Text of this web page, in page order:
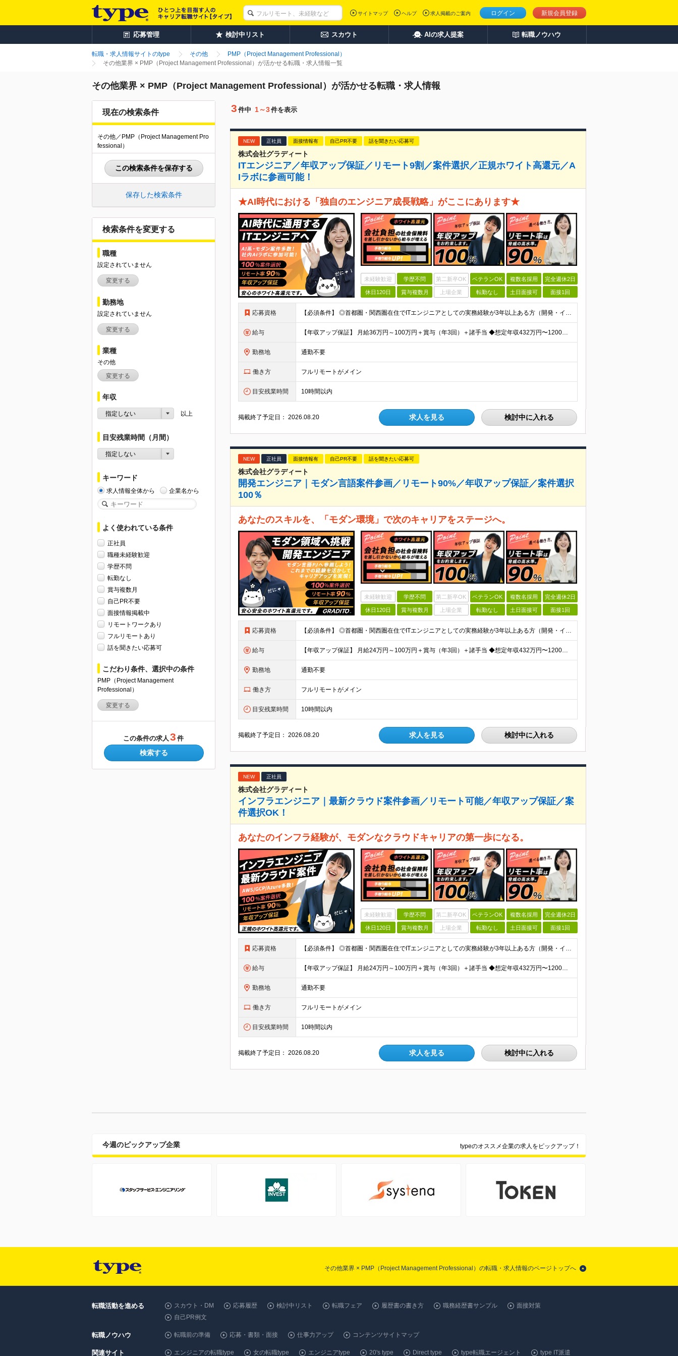
ログイン 新規会員登録
サイトマップ ヘルプ 求人掲載のご案内
応募管理 検討中リスト スカウト AIの求人提案 転職ノウハウ
転職・求人情報サイトのtype その他
PMP（Project Management Professional）
その他業界 × PMP（Project Management Professional）が活かせる転職・求人情報一覧
その他業界 × PMP（Project Management Professional）が活かせる転職・求人情報
現在の検索条件
その他／PMP（Project Management Pro
fessional）
この検索条件を保存する
保存した検索条件
検索条件を変更する
職種
設定されていません
変更する
勤務地
設定されていません
変更する
業種
その他
変更する
年収
指定しない 以上
目安残業時間（月間）
指定しない
キーワード
求人情報全体から 企業名から
よく使われている条件
正社員
職種未経験歓迎
学歴不問
転勤なし
賞与複数月
自己PR不要
面接情報掲載中
リモートワークあり
フルリモートあり
話を聞きたい応募可
こだわり条件、選択中の条件
PMP（Project Management
Professional）
変更する
この条件の求人 3 件
検索する
3 件中 1～3件を表示
NEW 正社員 面接情報有 自己PR不要 話を聞きたい応募可
株式会社グラディート
ITエンジニア／年収アップ保証／リモート9割／案件選択／正規ホワイト高還元／A
Iラボに参画可能！
★AI時代における「独自のエンジニア成⻑戦略」がここにあります★
未経験歓迎 学歴不問 第二新卒OK ベテランOK 複数名採用 完全週休2日
休日120日 賞与複数月 上場企業 転勤なし 土日面接可 面接1回
応募資格 【必須条件】 ◎首都圏・関西圏在住でITエンジニアとしての実務経験が3年以上ある⽅（開発・インフラいずれも歓迎） →首都圏（東京、神奈川、千葉、埼玉）、関西圏（大阪、兵庫、京都）在住のITエンジニア採
給与 【年収アップ保証】 月給36万円～100万円＋賞与（年3回）＋諸手当 ◆想定年収432万円〜1200万円(経験・スキルを考慮し決定) ※年収アップ保証付帯 ◆基本給には⽉20時間分の固定残業代(31,
勤務地 通勤不要
働き方 フルリモートがメイン
目安残業時間 10時間以内
掲載終了予定日：2026.08.20 求人を見る 検討中に入れる
NEW 正社員 面接情報有 自己PR不要 話を聞きたい応募可
株式会社グラディート
開発エンジニア｜モダン言語案件参画／リモート90%／年収アップ保証／案件選択
100％
あなたのスキルを、「モダン環境」で次のキャリアをステージへ。
未経験歓迎 学歴不問 第二新卒OK ベテランOK 複数名採用 完全週休2日
休日120日 賞与複数月 上場企業 転勤なし 土日面接可 面接1回
応募資格 【必須条件】 ◎首都圏・関西圏在住でITエンジニアとしての実務経験が3年以上ある⽅（開発・インフラいずれも歓迎） →首都圏（東京、神奈川、千葉、埼玉）、関西圏（大阪、兵庫、京都）在住のITエンジニア採
給与 【年収アップ保証】 月給24万円～100万円＋賞与（年3回）＋諸手当 ◆想定年収432万円〜1200万円(経験・スキルを考慮し決定) ※年収アップ保証付帯 ◆基本給には⽉20時間分の固定残業代(31,
勤務地 通勤不要
働き方 フルリモートがメイン
目安残業時間 10時間以内
掲載終了予定日：2026.08.20 求人を見る 検討中に入れる
NEW 正社員
株式会社グラディート
インフラエンジニア｜最新クラウド案件参画／リモート可能／年収アップ保証／案
件選択OK！
あなたのインフラ経験が、モダンなクラウドキャリアの第一歩になる。
未経験歓迎 学歴不問 第二新卒OK ベテランOK 複数名採用 完全週休2日
休日120日 賞与複数月 上場企業 転勤なし 土日面接可 面接1回
応募資格 【必須条件】 ◎⾸都圏・関⻄圏在住でITエンジニアとしての実務経験が3年以上ある⽅（開発・インフラいずれも歓迎） →⾸都圏（東京、神奈川、千葉、埼⽟）、関⻄圏（⼤阪、兵庫、京都）在住のITエンジニア採
給与 【年収アップ保証】 月給24万円～100万円＋賞与（年3回）＋諸手当 ◆想定年収432万円〜1200万円(経験・スキルを考慮し決定) ※年収アップ保証付帯 ◆基本給には⽉20時間分の固定残業代(31,
勤務地 通勤不要
働き方 フルリモートがメイン
目安残業時間 10時間以内
掲載終了予定日：2026.08.20 求人を見る 検討中に入れる
今週のピックアップ企業 typeのオススメ企業の求人をピックアップ！
その他業界 × PMP（Project Management Professional）の転職・求人情報のページトップへ
転職活動を進める スカウト・DM 応募履歴 検討中リスト 転職フェア 履歴書の書き方 職務経歴書サンプル
面接対策
自己PR例文
転職ノウハウ 転職前の準備 応募・書類・面接 仕事力アップ コンテンツサイトマップ
関連サイト エンジニアの転職type 女の転職type エンジニアtype 20's type Direct type type転職エージェント type IT派遣